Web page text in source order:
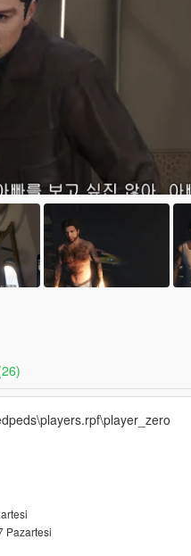
Pazartesi